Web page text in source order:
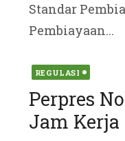
Standar
Pembiayaan...
Posted
on
REGULASI
Perpres
Jam Kerja